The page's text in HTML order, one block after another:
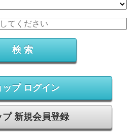
ップ ログイン
プ 新規会員登録